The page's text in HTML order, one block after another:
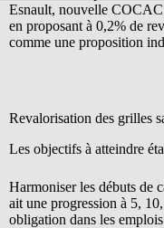
Esnault, nouvelle COCAC
en proposant à 0,2% de
comme une proposition
Revalorisation des grilles
Les objectifs à atteindre
Harmoniser les débuts de
ait une progression à 5,
obligation dans les